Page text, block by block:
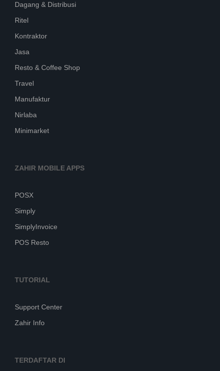
Dagang & Distribusi
Ritel
Kontraktor
Jasa
Resto & Coffee Shop
Travel
Manufaktur
Nirlaba
Minimarket
ZAHIR MOBILE APPS
POSX
Simply
SimplyInvoice
POS Resto
TUTORIAL
Support Center
Zahir Info
TERDAFTAR DI